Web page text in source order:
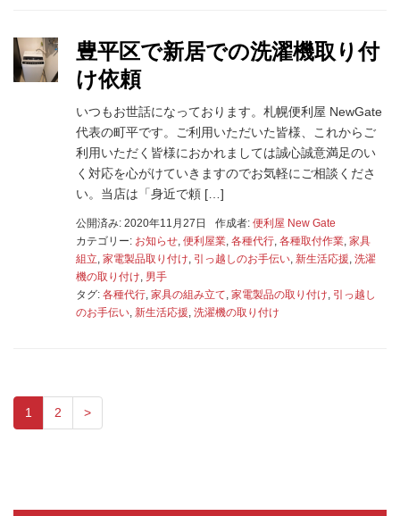
豊平区で新居での洗濯機取り付
け依頼
いつもお世話になっております。札幌便利屋 NewGate
代表の町平です。ご利用いただいた皆様、これからご
利用いただく皆様におかれましては誠心誠意満足のい
く対応を心がけていきますのでお気軽にご相談くださ
い。当店は「身近で頼 […]
公開済み: 2020年11月27日 作成者: 便利屋 New Gate
カテゴリー: お知らせ, 便利屋業, 各種代行, 各種取付作業, 家具
組立, 家電製品取り付け, 引っ越しのお手伝い, 新生活応援, 洗濯
機の取り付け, 男手
タグ: 各種代行, 家具の組み立て, 家電製品の取り付け, 引っ越し
のお手伝い, 新生活応援, 洗濯機の取り付け
1 2 >